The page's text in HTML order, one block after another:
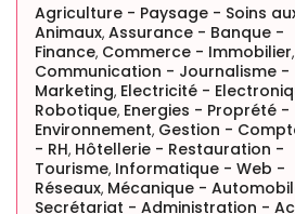
Agriculture - Paysage - Soins
Animaux, Assurance - Banque -
Finance, Commerce - Immobilier,
Communication - Journalisme -
Marketing, Electricité -
Robotique, Energies - Proprété -
Environnement, Gestion -
- RH, Hôtellerie - Restauration -
Tourisme, Informatique - Web -
Réseaux, Mécanique -
Secrétariat - Administration -